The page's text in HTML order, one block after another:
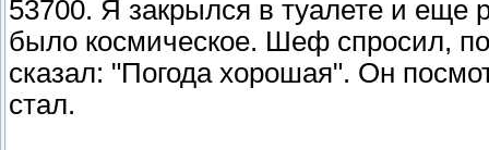
53700. Я закрылся в туалете и еще
было космическое. Шеф спросил,
сказал: "Погода хорошая". Он
стал.